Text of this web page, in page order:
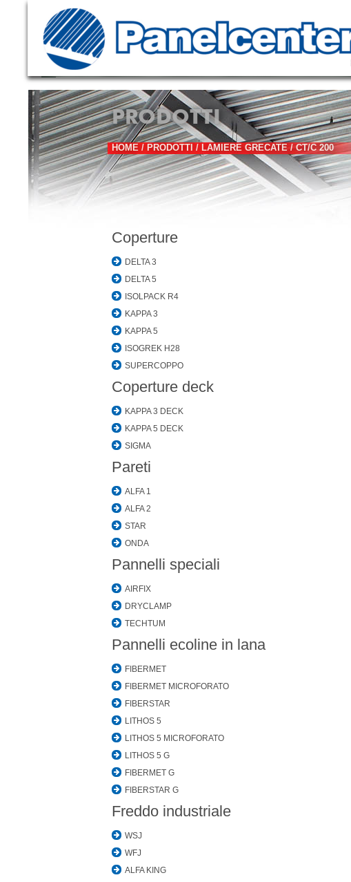
PRODOTTI
HOME / PRODOTTI / LAMIERE GRECATE / CT/C 200
Coperture
DELTA 3
DELTA 5
ISOLPACK R4
KAPPA 3
KAPPA 5
ISOGREK H28
SUPERCOPPO
Coperture deck
KAPPA 3 DECK
KAPPA 5 DECK
SIGMA
Pareti
ALFA 1
ALFA 2
STAR
ONDA
Pannelli speciali
AIRFIX
DRYCLAMP
TECHTUM
Pannelli ecoline in lana
FIBERMET
FIBERMET MICROFORATO
FIBERSTAR
LITHOS 5
LITHOS 5 MICROFORATO
LITHOS 5 G
FIBERMET G
FIBERSTAR G
Freddo industriale
WSJ
WFJ
ALFA KING